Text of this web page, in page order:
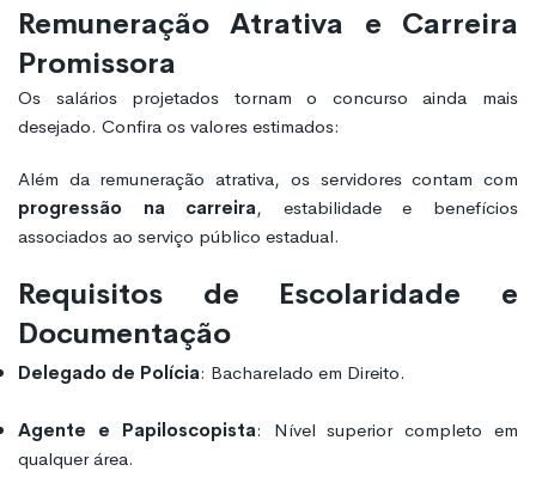
Remuneração Atrativa e Carreira
Promissora
Os salários projetados tornam o concurso ainda mais
desejado. Confira os valores estimados:
Além da remuneração atrativa, os servidores contam com
progressão na carreira, estabilidade e benefícios
associados ao serviço público estadual.
Requisitos de Escolaridade e
Documentação
Delegado de Polícia: Bacharelado em Direito.
Agente e Papiloscopista: Nível superior completo em
qualquer área.